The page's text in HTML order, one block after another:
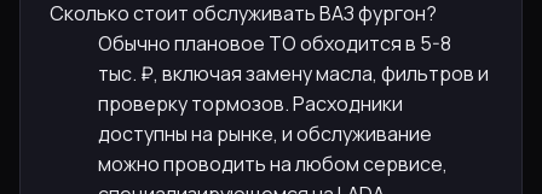
Сколько стоит обслуживать ВАЗ фургон?
Обычно плановое ТО обходится в 5-8
тыс. ₽, включая замену масла, фильтров и
проверку тормозов. Расходники
доступны на рынке, и обслуживание
можно проводить на любом сервисе,